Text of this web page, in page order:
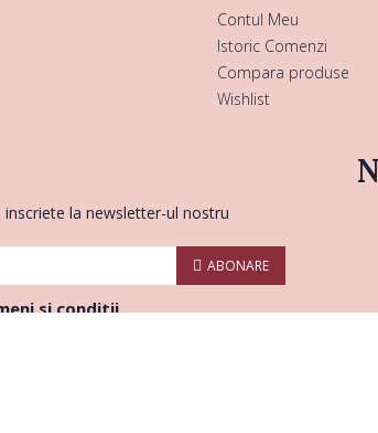
Contul Meu
Istoric Comenzi
Compara produse
Wishlist
la newsletter-ul nostru
ABONARE
si conditii